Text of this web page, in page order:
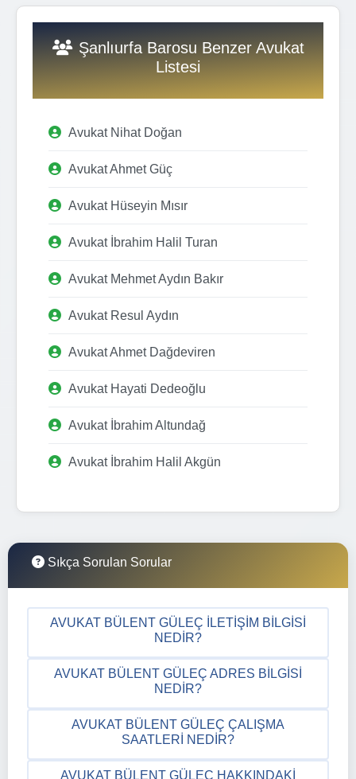
Şanlıurfa Barosu Benzer Avukat
Listesi
Avukat Nihat Doğan
Avukat Ahmet Güç
Avukat Hüseyin Mısır
Avukat İbrahim Halil Turan
Avukat Mehmet Aydın Bakır
Avukat Resul Aydın
Avukat Ahmet Dağdeviren
Avukat Hayati Dedeoğlu
Avukat İbrahim Altundağ
Avukat İbrahim Halil Akgün
Sıkça Sorulan Sorular
AVUKAT BÜLENT GÜLEÇ İLETIŞIM BILGISI
NEDIR?
AVUKAT BÜLENT GÜLEÇ ADRES BILGISI
NEDIR?
AVUKAT BÜLENT GÜLEÇ ÇALIŞMA
SAATLERI NEDIR?
AVUKAT BÜLENT GÜLEÇ HAKKINDAKI